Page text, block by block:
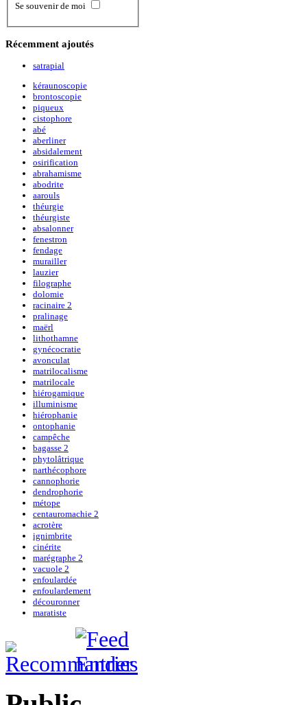
Se souvenir de moi
Récemment ajoutés
satrapial
kéraunoscopie
brontoscopie
piqueux
cistophore
abé
aberliner
absidalement
osirification
abrahamisme
abodrite
aarouls
théurgie
théurgiste
absalonner
fenestron
fendage
murailler
lauzier
filographe
dolomie
racinaire 2
pralinage
maërl
lithothamne
gynécocratie
avonculat
matrilocalisme
matrilocale
hiérogamique
illuminisme
hiérophanie
ontophanie
campêche
bagasse 2
phytolâtrique
narthécophore
cannophorie
dendrophorie
métope
centauromachie 2
acrotère
ignimbrite
cinérite
marégraphe 2
vacuole 2
enfoulardée
enfoulardement
découronner
maratiste